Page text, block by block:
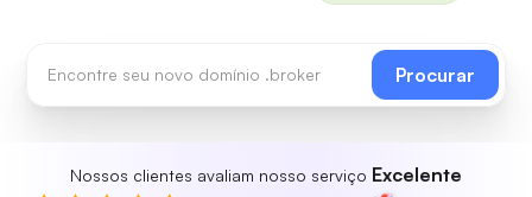
Procurar
Nossos clientes avaliam nosso serviço Excelente